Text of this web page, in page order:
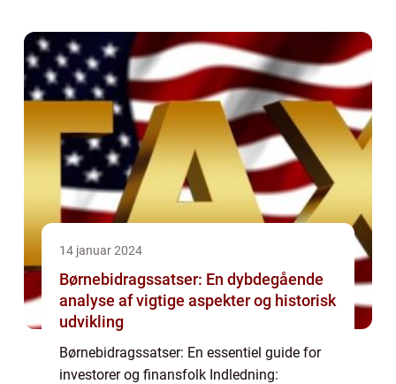
renteudgifter og potentielle fradrag baseret
p...
14 januar 2024
Børnebidragssatser: En dybdegående
analyse af vigtige aspekter og historisk
udvikling
Børnebidragssatser: En essentiel guide for
investorer og finansfolk Indledning: